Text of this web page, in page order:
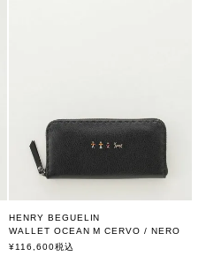
HENRY BEGUELIN
WALLET OCEAN M CERVO / NERO
FAMILY OMINO
¥116,600税込